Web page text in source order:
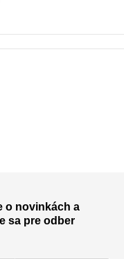
o novinkách a
sa pre odber